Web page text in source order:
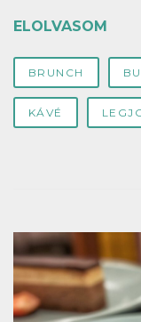
ELOLVASOM
BRUNCH
KÁVÉ